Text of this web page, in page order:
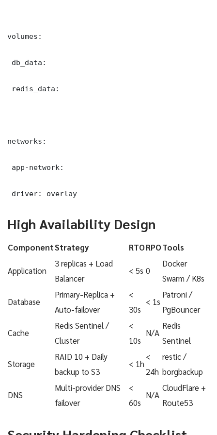
volumes:
db_data:
redis_data:
networks:
app-network:
driver: overlay
High Availability Design
ComponentStrategy RTORPOTools
Application
3 replicas + Load
Balancer
< 5s 0
Docker
Swarm / K8s
Database
Primary-Replica +
Auto-failover
<
30s
< 1s
Patroni /
PgBouncer
Cache
Redis Sentinel /
Cluster
<
10s
N/A
Redis
Sentinel
Storage
RAID 10 + Daily
backup to S3
< 1h
<
24h
restic /
borgbackup
DNS
Multi-provider DNS
failover
<
60s
N/A
CloudFlare +
Route53